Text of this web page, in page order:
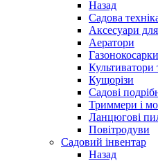
Назад
Садова
Аксесуари
Аератори
Газонокосарки
Культиватори
Кущорізи
Садові
Триммери і
Ланцюгові
Повітродуви
Садовий інвентар
Назад